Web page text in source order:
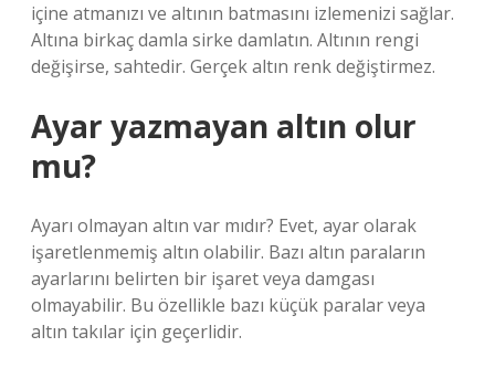
içine atmanızı ve altının batmasını izlemenizi sağlar.
Altına birkaç damla sirke damlatın. Altının rengi
değişirse, sahtedir. Gerçek altın renk değiştirmez.
Ayar yazmayan altın olur
mu?
Ayarı olmayan altın var mıdır? Evet, ayar olarak
işaretlenmemiş altın olabilir. Bazı altın paraların
ayarlarını belirten bir işaret veya damgası
olmayabilir. Bu özellikle bazı küçük paralar veya
altın takılar için geçerlidir.